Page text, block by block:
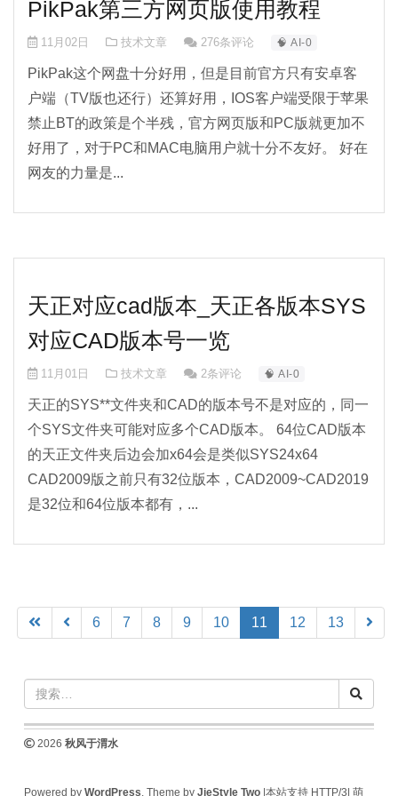
PikPak第三方网页版使用教程
11月02日 技术文章 276条评论 🧠 AI-0
PikPak这个网盘十分好用，但是目前官方只有安卓客
户端（TV版也还行）还算好用，IOS客户端受限于苹果
禁止BT的政策是个半残，官方网页版和PC版就更加不
好用了，对于PC和MAC电脑用户就十分不友好。 好在
网友的力量是...
天正对应cad版本_天正各版本SYS
对应CAD版本号一览
11月01日 技术文章 2条评论 🧠 AI-0
天正的SYS**文件夹和CAD的版本号不是对应的，同一
个SYS文件夹可能对应多个CAD版本。 64位CAD版本
的天正文件夹后边会加x64会是类似SYS24x64
CAD2009版之前只有32位版本，CAD2009~CAD2019
是32位和64位版本都有，...
6 7 8 9 10 11 (current)
12 13
2026 秋风于渭水
Powered by WordPress. Theme by JieStyle Two|本站支持 HTTP/3| 萌